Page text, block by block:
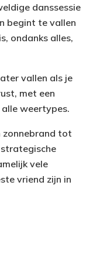
danssessie
begint te vallen
ondanks alles,
vallen als je
met een
weertypes.
zonnebrand tot
vele
vriend zijn in